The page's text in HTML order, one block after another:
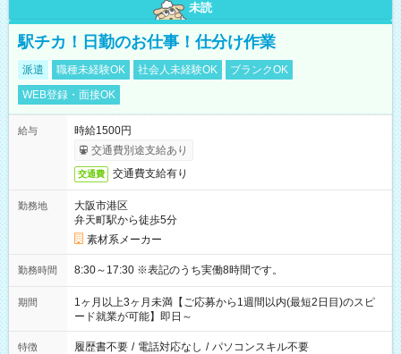
未読
駅チカ！日勤のお仕事！仕分け作業
派遣 職種未経験OK 社会人未経験OK
ブランクOK
WEB登録・面接OK
給与
時給1500円
交通費別途支給あり
交通費 交通費支給有り
勤務地
大阪市港区
弁天町駅から徒歩5分
素材系メーカー
勤務時間 8:30～17:30 ※表記のうち実働8時間です。
期間
1ヶ月以上3ヶ月未満【ご応募から1週間以内(最短2日目)のスピ
ード就業が可能】即日～
特徴 履歴書不要 / 電話対応なし / パソコンスキル不要